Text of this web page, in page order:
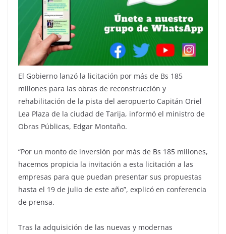
El Gobierno lanzó la licitación por más de Bs 185
millones para las obras de reconstrucción y
rehabilitación de la pista del aeropuerto Capitán Oriel
Lea Plaza de la ciudad de Tarija, informó el ministro de
Obras Públicas, Edgar Montaño.
“Por un monto de inversión por más de Bs 185 millones,
hacemos propicia la invitación a esta licitación a las
empresas para que puedan presentar sus propuestas
hasta el 19 de julio de este año”, explicó en conferencia
de prensa.
Tras la adquisición de las nuevas y modernas